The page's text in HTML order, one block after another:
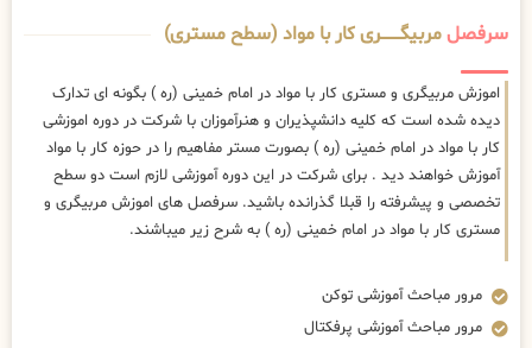
سرفصلمربیگــــــــری کار با مواد (سطح مستری)
اموزش مربیگری و مستری کار با مواد در امام خمینی (ره ) بگونه ای تدارک
دیده شده است که کلیه دانشپذیران و هنرآموزان با شرکت در دوره اموزشی
کار با مواد در امام خمینی (ره ) بصورت مستر مفاهیم را در حوزه کار با مواد
آموزش خواهند دید . برای شرکت در این دوره آموزشی لازم است دو سطح
تخصصی و پیشرفته را قبلا گذرانده باشید. سرفصل های اموزش مربیگری و
مستری کار با مواد در امام خمینی (ره ) به شرح زیر میباشند.
مرور مباحث آموزشی توکن
مرور مباحث آموزشی پرفکتال